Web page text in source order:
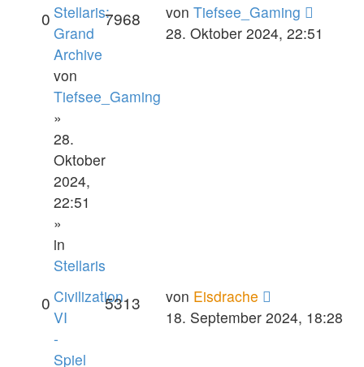
Stellaris:
Grand
Archive
von
Tiefsee_Gaming
»
28.
Oktober
2024,
22:51
»
in
Stellaris
0 7968 von Tiefsee_Gaming
28. Oktober 2024, 22:51
Civilization
VI
-
Spiel
0 5313 von Eisdrache
18. September 2024, 18:28